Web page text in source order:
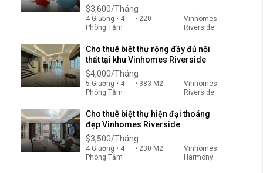
$3,600/Tháng
4 Giường • 4
Phòng Tắm
• 220
Vinhomes
Riverside
Cho thuê biệt thự rộng đầy đủ nội
thất tại khu Vinhomes Riverside
$4,000/Tháng
5 Giường • 4
Phòng Tắm
• 383 M2
Vinhomes
Riverside
Cho thuê biệt thự hiện đại thoáng
đẹp Vinhomes Riverside
$3,500/Tháng
4 Giường • 4
Phòng Tắm
• 230 M2
Vinhomes
Harmony